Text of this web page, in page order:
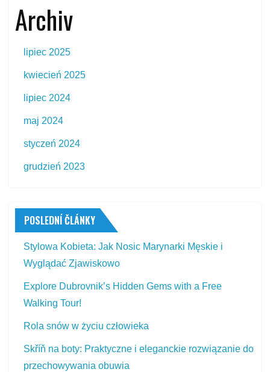
Archiv
lipiec 2025
kwiecień 2025
lipiec 2024
maj 2024
styczeń 2024
grudzień 2023
POSLEDNÍ ČLÁNKY
Stylowa Kobieta: Jak Nosic Marynarki Męskie i
Wyglądać Zjawiskowo
Explore Dubrovnik’s Hidden Gems with a Free
Walking Tour!
Rola snów w życiu człowieka
Skříň na boty: Praktyczne i eleganckie rozwiązanie do
przechowywania obuwia